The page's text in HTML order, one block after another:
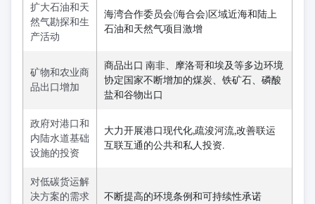
扩大石油和天
然气勘探和生
产活动
海湾合作委员会(海合会)区域近海和陆上
石油和天然气项目激增
矿物和农业商
品出口增加
商品出口 南非、摩洛哥和埃及等多边环境
协定国家不断增加的煤炭、铁矿石、磷酸
盐和谷物出口
政府对港口和
内陆水道基础
设施的投资
大力开展港口现代化,疏浚河流,改善联运
互联互通的公共和私人投资.
对低碳货运解
决方案的需求
不断提高的环境条例和可持续性承诺